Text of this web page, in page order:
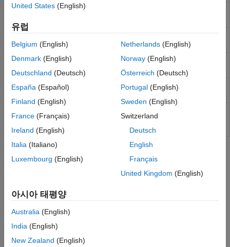
Periodic Operators
Sources
Utilities
PS Random
PS Repeating
Sequence
Output periodic piecewise linear signal
PS Sine Wave
Generate sine wave physical signal, using
simulation time as time source
PS Step
Generate physical signal shaped as step
Random
Number
numbers for physical modeling
도움말 항목
Physical Signal Unit Propagation
Prior to R2019a, physical signal blocks did not propagate units.
이 페이지가 얼마나 도움이 되었습니까?
United States (English)
유럽
Belgium (English)
Denmark (English)
Deutschland (Deutsch)
España (Español)
Finland (English)
France (Français)
Ireland (English)
Italia (Italiano)
Luxembourg (English)
Netherlands(English)
Norway(English)
Österreich (Deutsch)
Portugal(English)
Sweden (English)
Switzerland
Deutsch
English
Français
United Kingdom (English)
아시아 태평양
Australia (English)
India (English)
New Zealand (English)